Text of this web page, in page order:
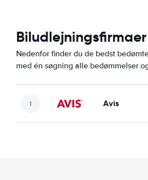
Nedenfor finder du de bedst
med én søgning alle bedømmelser
Avis